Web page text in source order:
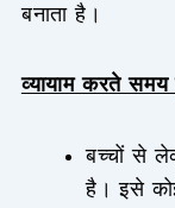
बनाता है।
व्यायाम करते
बच्चों से
है। इसे